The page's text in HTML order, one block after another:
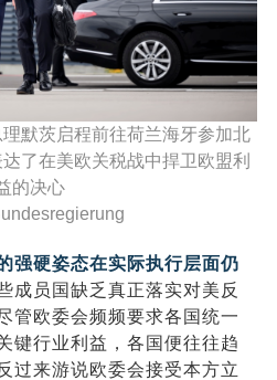
默茨启程前往荷兰海牙参加北
了在美欧关税战中捍卫欧盟利
的决心
强硬姿态在实际执行层面仍
成员国缺乏真正落实对美反
管欧委会频频要求各国统一
键行业利益，各国便往往趋
过来游说欧委会接受本方立